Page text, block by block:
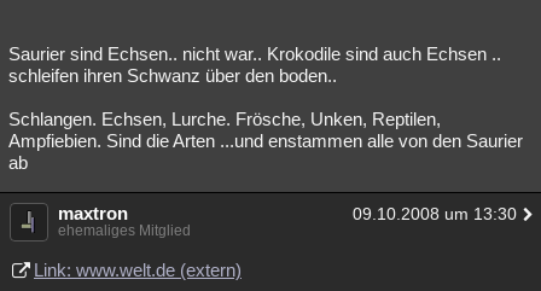
Saurier sind Echsen.. nicht war.. Krokodile sind auch Echsen ..
schleifen ihren Schwanz über den boden..
Schlangen. Echsen, Lurche. Frösche, Unken, Reptilen,
Ampfiebien. Sind die Arten ...und enstammen alle von den Saurier
ab
maxtron 09.10.2008 um 13:30
ehemaliges Mitglied
Link: www.welt.de (extern)